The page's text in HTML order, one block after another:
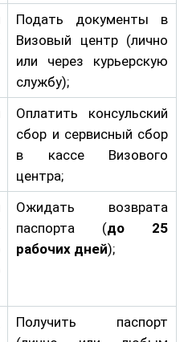
Подать документы в
Визовый центр (лично
или через курьерскую
службу);
Оплатить консульский
сбор и сервисный сбор
в кассе Визового
центра;
Ожидать возврата
паспорта (до 25
рабочих дней);
Получить паспорт